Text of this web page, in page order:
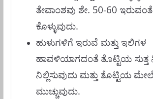
ತೇವಾಂಶವು ಶೇ. 50-60
ಕೊಳ್ಳುವುದು.
ಹುಳುಗಳಿಗೆ ಇರುವೆ ಮತ್ತು ಇಲಿಗಳ
ಹಾವಳಿಯಾಗದಂತೆ ತೊಟ್ಟಿಯ ಸುತ್ತ
ನಿಲ್ಲಿಸುವುದು ಮತ್ತು ತೊಟ್ಟಿಯ
ಮುಚ್ಚುವುದು.